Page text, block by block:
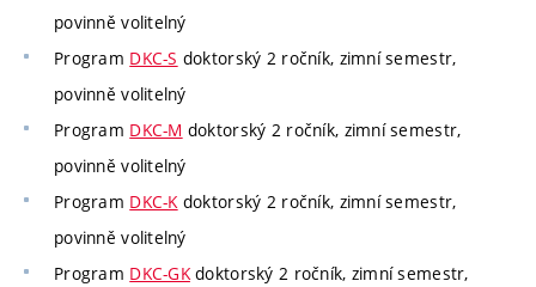
povinně volitelný
Program DKC-S doktorský 2 ročník, zimní semestr,
povinně volitelný
Program DKC-M doktorský 2 ročník, zimní semestr,
povinně volitelný
Program DKC-Kdoktorský 2 ročník, zimní semestr,
povinně volitelný
Program DKC-GKdoktorský 2 ročník, zimní semestr,